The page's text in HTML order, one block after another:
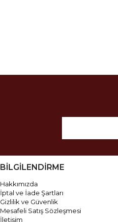
BİLGİLENDİRME
Hakkımızda
İptal ve İade Şartları
Gizlilik ve Güvenlik
Mesafeli Satış Sözleşmesi
İletişim